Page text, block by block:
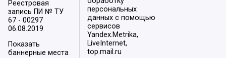
Реестровая
запись ПИ № ТУ
67 - 00297
06.08.2019
Показать
баннерные места
персональных
данных с помощью
сервисов
Yandex.Metrika,
LiveInternet,
top.mail.ru